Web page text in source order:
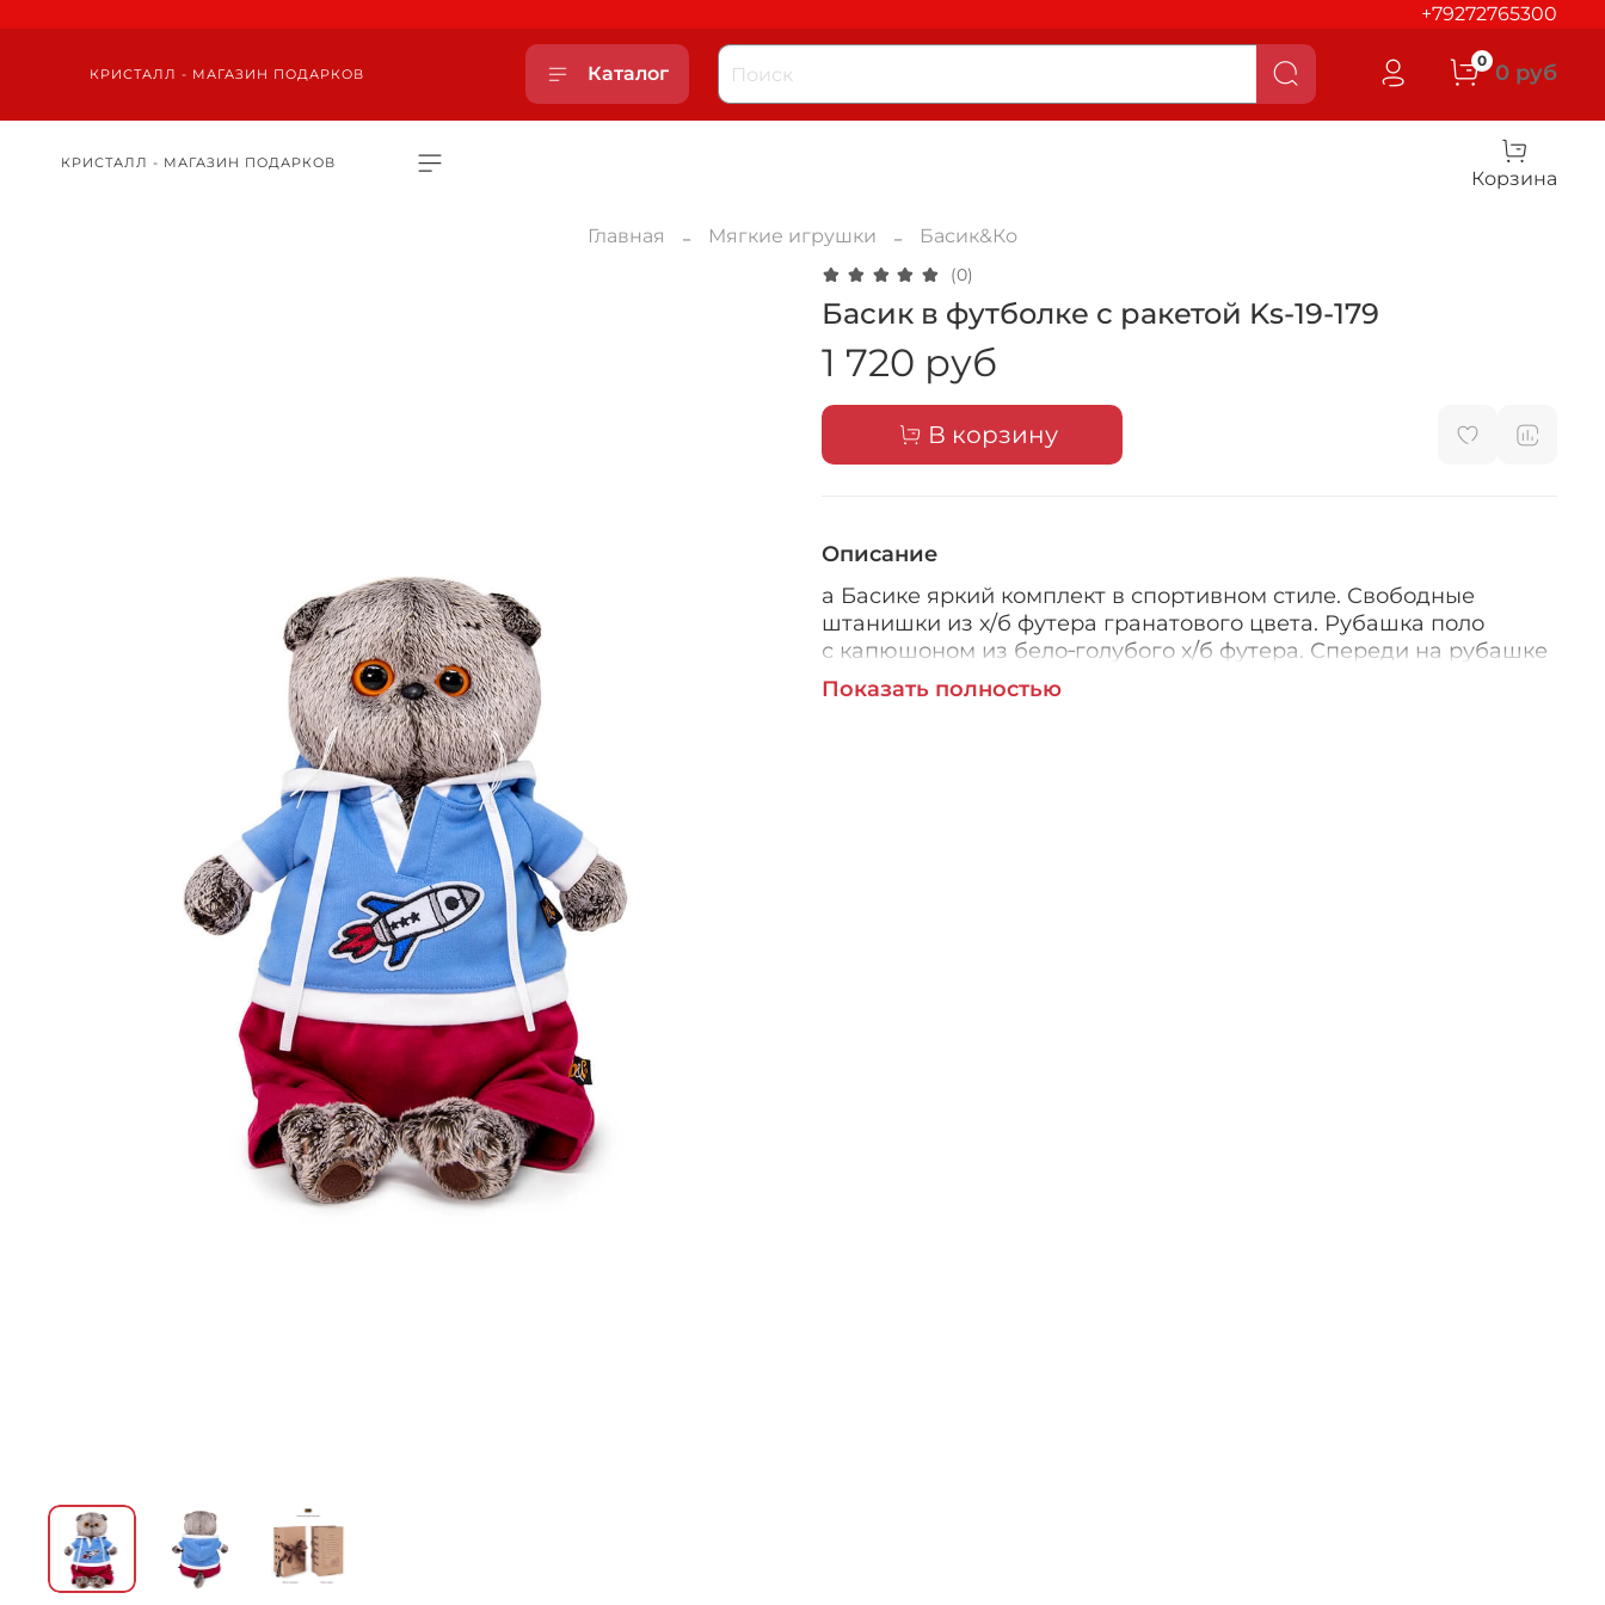
+79272765300
КРИСТАЛЛ - МАГАЗИН ПОДАРКОВ Каталог
0 0 руб
КРИСТАЛЛ - МАГАЗИН ПОДАРКОВ
Корзина
Главная Мягкие игрушки Басик&Ко
(0)
Басик в футболке с ракетой Ks-19-179
1 720 руб
В корзину
Описание
а Басике яркий комплект в спортивном стиле. Свободные
штанишки из х/б футера гранатового цвета. Рубашка поло
с капюшоном из бело‑голубого х/б футера. Спереди на рубашке
контрастная нашивка в виде летящей ракеты.
Показать полностью